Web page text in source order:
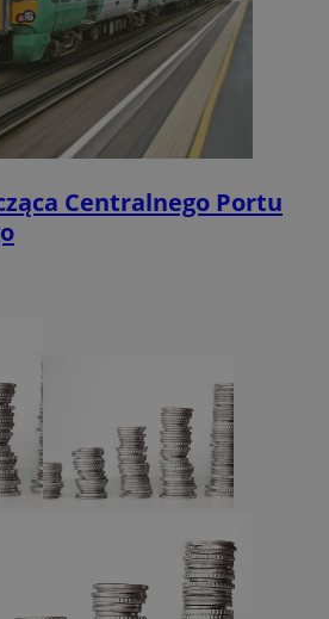
Centralnego Portu